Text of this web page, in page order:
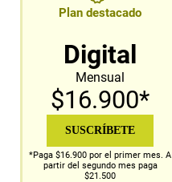
Plan destacado
Digital
Mensual
$16.900*
SUSCRÍBETE
*Paga $16.900 por el primer mes. A
partir del segundo mes paga
$21.500